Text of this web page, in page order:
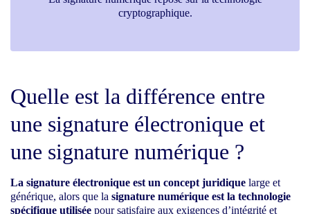
cryptographique.
Quelle est la différence entre
une signature électronique et
une signature numérique ?
La signature électronique est un concept juridique large et
générique, alors que la signature numérique est la technologie
spécifique utilisée pour satisfaire aux exigences d’intégrité et